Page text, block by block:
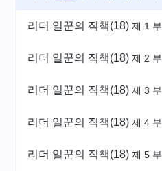
리더 일꾼의 직책(18) 제 1 부
리더 일꾼의 직책(18) 제 2 부
리더 일꾼의 직책(18) 제 3 부
리더 일꾼의 직책(18) 제 4 부
리더 일꾼의 직책(18) 제 5 부